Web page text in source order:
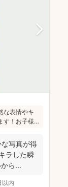
な表情やキ
す！お子様
よう、そし
掛けている
写真が得
ラした瞬
ら...
以内